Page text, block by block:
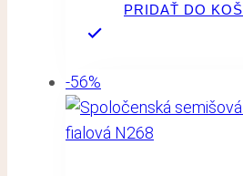
PRIDAŤ DO
-56%